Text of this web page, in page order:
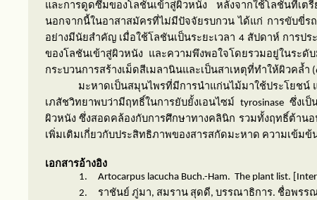
และการดูดซึมของโลชันเข้าสู่ผิวหนัง หลังจากใช้โลชันที่เ
นอกจากนี้ในอาสาสมัครที่ไม่มีปัจจัยรบกวน ได้แก่ การขับขี่ร
อย่างมีนัยสำคัญ เมื่อใช้โลชันเป็นระยะเวลา 4 สัปดาห์ การปร
ของโลชันเข้าสู่ผิวหนัง และความพึงพอใจโดยรวมอยู่ในระดั
กระบวนการสร้างเม็ดสีเมลานินและเป็นสาเหตุที่ทำให้ผิวคล้ำ (
มะหาดเป็นสมุนไพรที่มีการนำแก่นไม้มาใช้ประโยช
เภสัชวิทยาพบว่ามีฤทธิ์ในการยับยั้งเอนไซม์ tyrosinase ซึ่งเป็
ผิวหนัง ซึ่งสอดคล้องกับการศึกษาทางคลินิก รวมทั้งฤทธิ์ต้าน
เพิ่มเติมเกี่ยวกับประสิทธิภาพของสารสกัดมะหาด ความเข้ม
เอกสารอ้างอิง
1.
Artocarpus lacucha Buch.-Ham. The plant list.
2.
ราชันย์ ภู่มา, สมราน สุดดี, บรรณาธิการ. ชื่อพรร